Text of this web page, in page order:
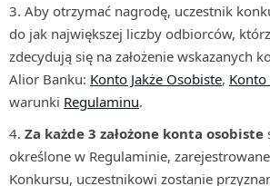
Aby otrzymać nagrodę, uczestnik
do jak największej liczby odbiorców,
zdecydują się na założenie wskazanych
Alior Banku: Konto Jakże Osobiste, Konto
warunki Regulaminu.
Za każde 3 założone konta osobiste
określone w Regulaminie,
Konkursu, uczestnikowi zostanie